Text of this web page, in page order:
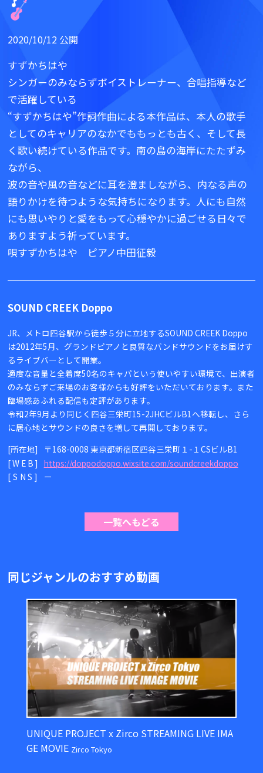
2020/10/12 公開
すずかちはや
シンガーのみならずボイストレーナー、合唱指導など
で活躍している
“すずかちはや”作詞作曲による本作品は、本人の歌手
としてのキャリアのなかでももっとも古く、そして長
く歌い続けている作品です。南の島の海岸にたたずみ
ながら、
波の音や風の音などに耳を澄ましながら、内なる声の
語りかけを待つような気持ちになります。人にも自然
にも思いやりと愛をもって心穏やかに過ごせる日々で
ありますよう祈っています。
唄すずかちはや ピアノ中田征毅
SOUND CREEK Doppo
JR、メトロ四谷駅から徒歩５分に立地するSOUND CREEK Doppo
は2012年5月、グランドピアノと良質なバンドサウンドをお届けす
るライブバーとして開業。
適度な音量と全着席50名のキャパという使いやすい環境で、出演者
のみならずご来場のお客様からも好評をいただいております。また
臨場感あふれる配信も定評があります。
令和2年9月より同じく四谷三栄町15-2JHCビルB1へ移転し、さら
に居心地とサウンドの良さを増して再開しております。
[所在地]
〒168-0008 東京都新宿区四谷三栄町１-１CSビルB1
[WEB] https://doppodoppo.wixsite.com/soundcreekdoppo
[SNS]
ー
一覧へもどる
同じジャンルのおすすめ動画
UNIQUE PROJECT x Zirco STREAMING LIVE IMA
GE MOVIE Zirco Tokyo